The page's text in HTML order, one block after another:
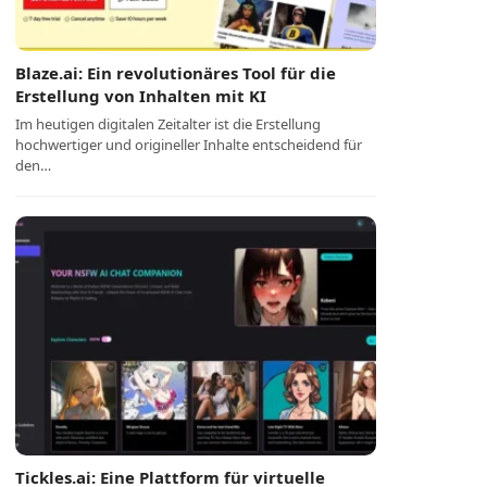
Blaze.ai: Ein revolutionäres Tool für die
Erstellung von Inhalten mit KI
Im heutigen digitalen Zeitalter ist die Erstellung
hochwertiger und origineller Inhalte entscheidend für
den…
Tickles.ai: Eine Plattform für virtuelle